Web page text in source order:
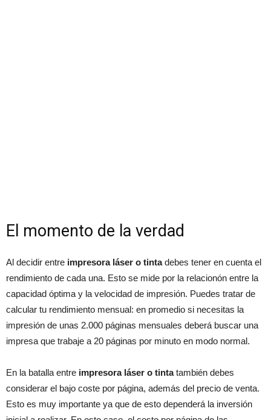
El momento de la verdad
Al decidir entre impresora láser o tintadebes tener en cuenta el
rendimiento de cada una. Esto se mide por la relacionón entre la
capacidad óptima y la velocidad de impresión. Puedes tratar de
calcular tu rendimiento mensual: en promedio si necesitas la
impresión de unas 2.000 páginas mensuales deberá buscar una
impresa que trabaje a 20 páginas por minuto en modo normal.
En la batalla entre impresora láser o tintatambién debes
considerar el bajo coste por página, además del precio de venta.
Esto es muy importante ya que de esto dependerá la inversión